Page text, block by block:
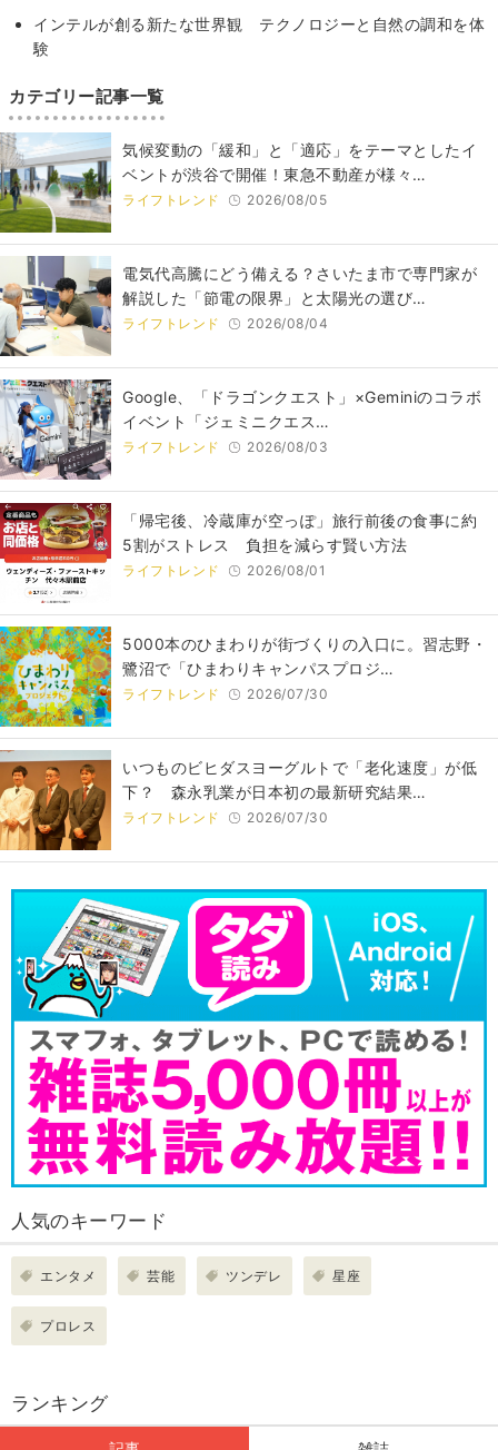
インテルが創る新たな世界観 テクノロジーと自然の調和を体
験
カテゴリー記事一覧
気候変動の「緩和」と「適応」をテーマとしたイ
ベントが渋谷で開催！東急不動産が様々…
ライフトレンド 2026/08/05
電気代高騰にどう備える？さいたま市で専門家が
解説した「節電の限界」と太陽光の選び…
ライフトレンド 2026/08/04
Google、「ドラゴンクエスト」×Geminiのコラボ
イベント「ジェミニクエス…
ライフトレンド 2026/08/03
「帰宅後、冷蔵庫が空っぽ」旅行前後の食事に約
5割がストレス 負担を減らす賢い方法
ライフトレンド 2026/08/01
5000本のひまわりが街づくりの入口に。習志野・
鷺沼で「ひまわりキャンパスプロジ…
ライフトレンド 2026/07/30
いつものビヒダスヨーグルトで「老化速度」が低
下？ 森永乳業が日本初の最新研究結果…
ライフトレンド 2026/07/30
人気のキーワード
エンタメ 芸能 ツンデレ 星座
プロレス
ランキング